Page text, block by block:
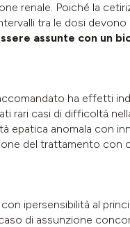
renale. Poiché la
tra le dosi
assunte con un
ha effetti
rari casi di difficoltà
epatica anomala con
del trattamento con
ipersensibilità al
di assunzione